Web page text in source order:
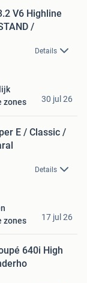
V6 Highline
/
Details
zones
30 jul 26
E / Classic /
Details
zones
17 jul 26
640i High